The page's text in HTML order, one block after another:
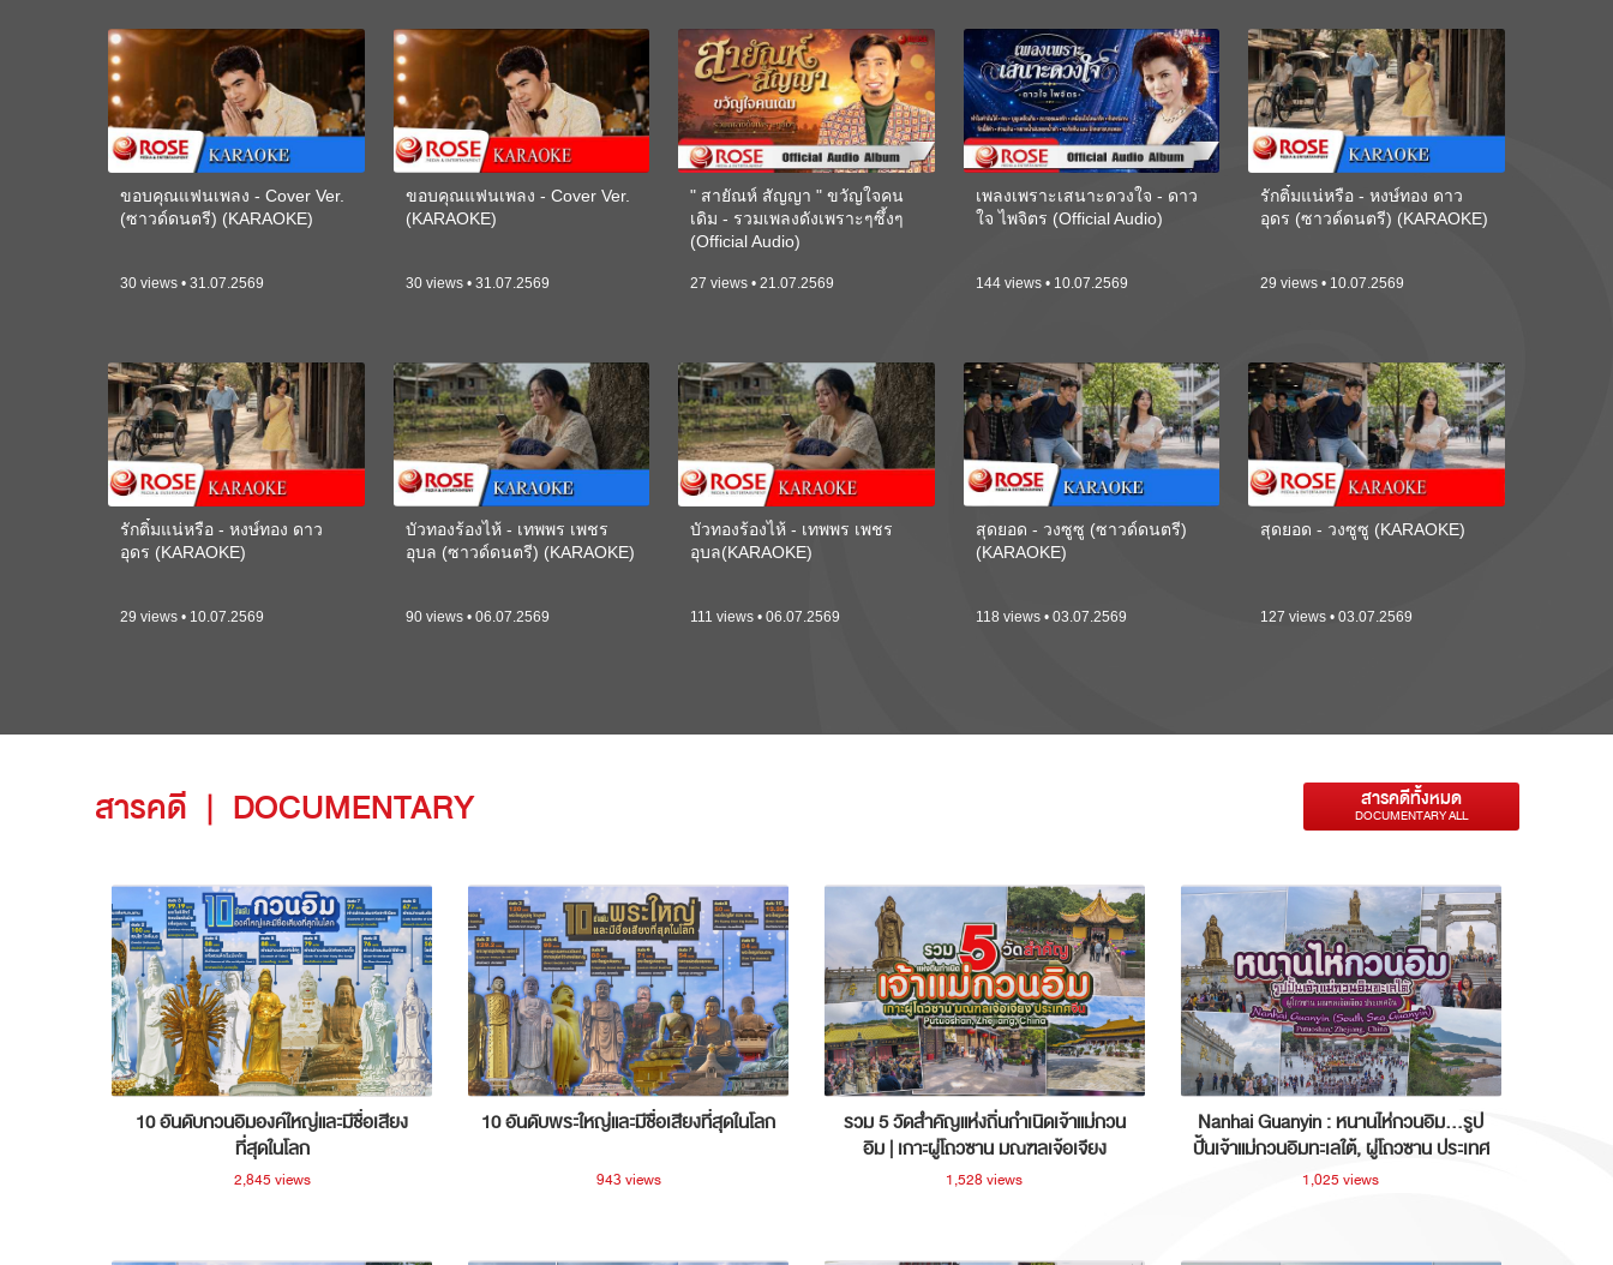
ขอบคุณแฟนเพลง - Cover Ver.
(ซาวด์ดนตรี) (KARAOKE)
30 views • 31.07.2569
ขอบคุณแฟนเพลง - Cover Ver.
(KARAOKE)
30 views • 31.07.2569
" สายัณห์ สัญญา " ขวัญใจคน
เดิม - รวมเพลงดังเพราะๆซึ้งๆ
(Official Audio)
27 views • 21.07.2569
เพลงเพราะเสนาะดวงใจ - ดาว
ใจ ไพจิตร (Official Audio)
144 views • 10.07.2569
รักติ๋มแน่หรือ - หงษ์ทอง ดาว
อุดร (ซาวด์ดนตรี) (KARAOKE)
29 views • 10.07.2569
รักติ๋มแน่หรือ - หงษ์ทอง ดาว
อุดร (KARAOKE)
29 views • 10.07.2569
บัวทองร้องไห้ - เทพพร เพชร
อุบล (ซาวด์ดนตรี) (KARAOKE)
90 views • 06.07.2569
บัวทองร้องไห้ - เทพพร เพชร
อุบล(KARAOKE)
111 views • 06.07.2569
สุดยอด - วงซูซู (ซาวด์ดนตรี)
(KARAOKE)
118 views • 03.07.2569
สุดยอด - วงซูซู (KARAOKE)
127 views • 03.07.2569
สารคดี | DOCUMENTARY สารคดีทั้งหมด
DOCUMENTARY ALL
10 อันดับกวนอิมองค์ใหญ่และมีชื่อเสียง
ที่สุดในโลก
2,845 views
10 อันดับพระใหญ่และมีชื่อเสียงที่สุดในโลก
943 views
รวม 5 วัดสำคัญแห่งถิ่นกำเนิดเจ้าแม่กวน
อิม | เกาะผู่โถวซาน มณฑลเจ้อเจียง
ประเทศจีน
1,528 views
Nanhai Guanyin : หนานไห่กวนอิม...รูป
ปั้นเจ้าแม่กวนอิมทะเลใต้, ผู่โถวซาน ประเทศ
จีน
1,025 views